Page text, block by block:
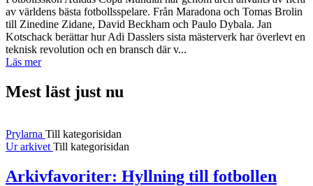
av världens bästa fotbollsspelare. Från Maradona och Tomas Brolin
till Zinedine Zidane, David Beckham och Paulo Dybala. Jan
Kotschack berättar hur Adi Dasslers sista mästerverk har överlevt en
teknisk revolution och en bransch där v...
Läs mer
Mest läst just nu
Prylarna Till kategorisidan
Ur arkivet Till kategorisidan
Arkivfavoriter: Hyllning till fotbollen